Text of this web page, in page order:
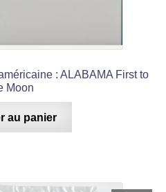
: ALABAMA First to
Moon
au panier